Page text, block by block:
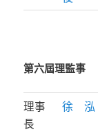
第六屆理監事
理事
長
徐 泓